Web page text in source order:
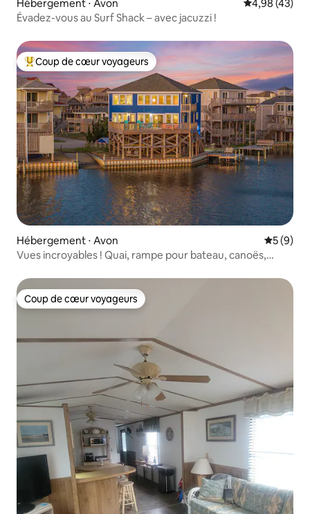
Hébergement ⋅ Avon Évaluation
4,98 (43)
Évadez-vous au Surf Shack – avec jacuzzi !
Coups de cœur voyageurs les plus appréciés
Coup de cœur voyageurs
Hébergement ⋅ Avon
5 (9)
Vues incroyables ! Quai, rampe pour bateau, canoës,
Coup de cœur voyageurs
Coup de cœur voyageurs